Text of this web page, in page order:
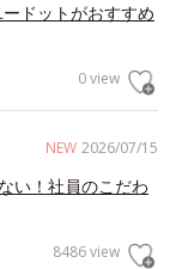
ドットがおすすめ
0 view
NEW 2026/07/15
い！社員のこだわ
8486 view